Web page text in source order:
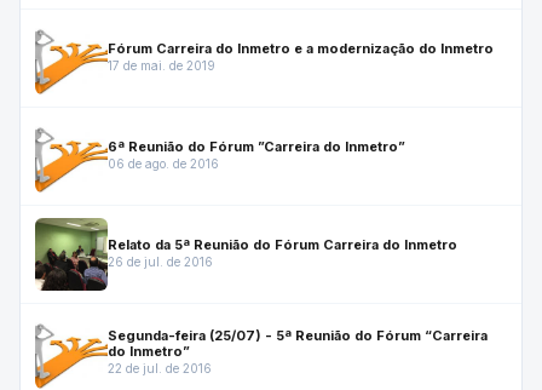
Fórum Carreira do Inmetro e a modernização do Inmetro
17 de mai. de 2019
6ª Reunião do Fórum ”Carreira do Inmetro”
06 de ago. de 2016
Relato da 5ª Reunião do Fórum Carreira do Inmetro
26 de jul. de 2016
Segunda-feira (25/07) - 5ª Reunião do Fórum “Carreira
do Inmetro”
22 de jul. de 2016